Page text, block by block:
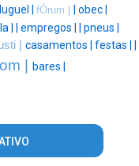
| fÓrum | | obec |
| | empregos | | pneus |
| casamentos | festas | |
| bares |